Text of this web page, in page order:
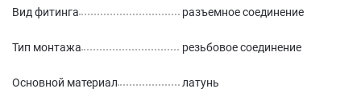
Вид фитинга разъемное соединение
Тип монтажа резьбовое соединение
Основной материал латунь